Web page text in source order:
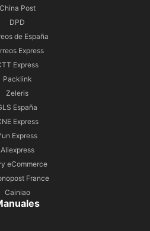
China Post
DPD
de España
Express
Express
Packlink
Zeleris
España
Express
Express
Aliexpress
eCommerce
France
Cainiao